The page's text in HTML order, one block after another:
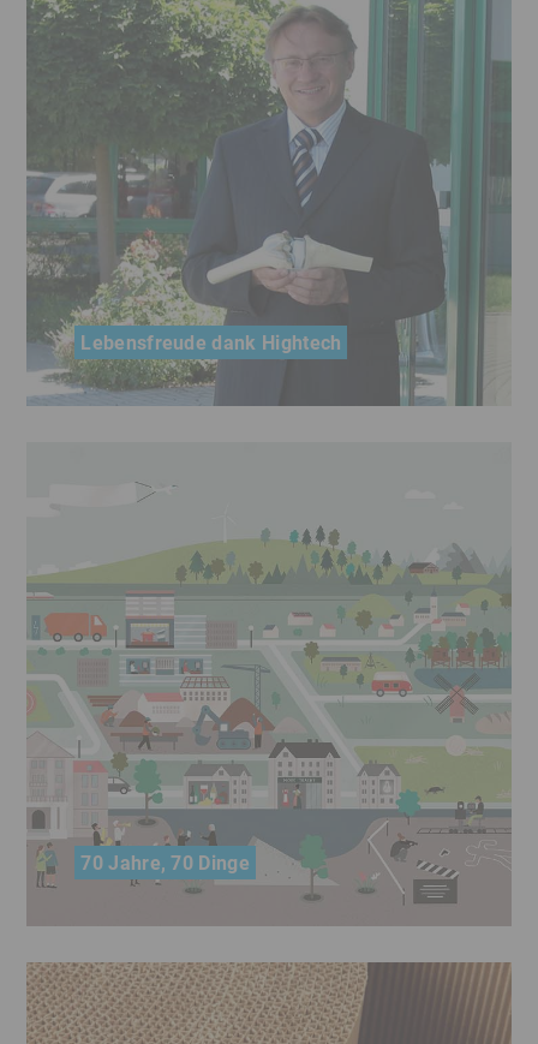
Lebensfreude dank Hightech
Ein Gründerdarlehen verschaffte Peter Brehm,
70 Jahre, 70 Dinge